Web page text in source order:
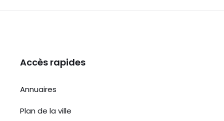
Accès rapides
Annuaires
Plan de la ville